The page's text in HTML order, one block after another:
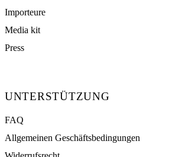
Importeure
Media kit
Press
UNTERSTÜTZUNG
FAQ
Allgemeinen Geschäftsbedingungen